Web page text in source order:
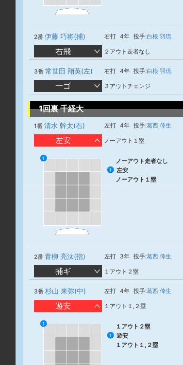
2番 伊藤 巧将(捕) 右打 4年 投手:白根 羽琉
右飛 ２アウト走者なし
3番 常世田 翔英(左) 右打 4年 投手:白根 羽琉
一ゴ ３アウトチェンジ
1回裏 千経大
1番 清水 幹太(右) 左打 4年 投手:葛西 倖生
左安 ノーアウト１塁
1 ノーアウト走者なし
1
左安
ノーアウト１塁
2番 青柳 亮汰(指) 左打 3年 投手:葛西 倖生
捕ギ １アウト２塁
3番 杉山 来弥(中) 左打 4年 投手:葛西 倖生
遊安 １アウト１,２塁
1 １アウト２塁
1
遊安
１アウト１,２塁